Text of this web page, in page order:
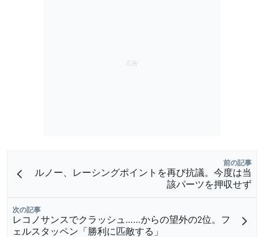
前の記事
ルノー、レーシングポイントを再び抗議。今度は当
該パーツを押収せず
次の記事
レコノサンスでクラッシュ……からの望外の2位。フ
ェルスタッペン「勝利に匹敵する」